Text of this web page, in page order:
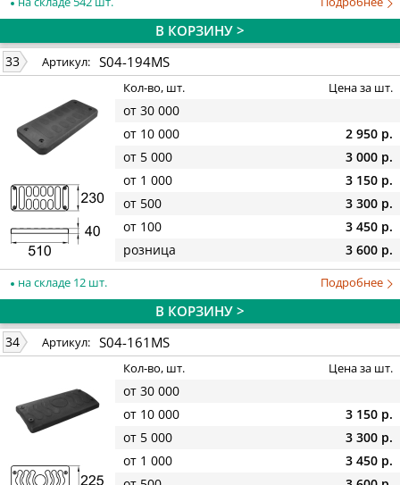
В КОРЗИНУ >
33 Артикул: S04-194MS
Кол-во, шт. Цена за шт.
от 30 000
от 10 000
2 950 р.
от 5 000
3 000 р.
от 1 000
3 150 р.
от 500
3 300 р.
от 100
3 450 р.
розница
3 600 р.
на складе 12 шт. Подробнее
В КОРЗИНУ >
34 Артикул: S04-161MS
Кол-во, шт. Цена за шт.
от 30 000
от 10 000
3 150 р.
от 5 000
3 300 р.
от 1 000
3 450 р.